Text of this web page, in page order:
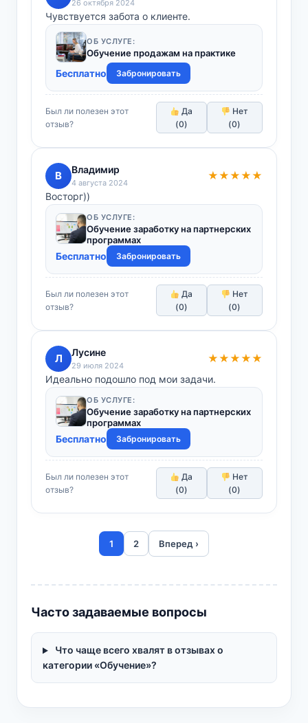
26 октября 2024
Чувствуется забота о клиенте.
ОБ УСЛУГЕ:
Обучение продажам на практике
Бесплатно Забронировать
Был ли полезен этот
отзыв?
Да
(0)
Нет
(0)
В Владимир
4 августа 2024
★★★★★
Восторг))
ОБ УСЛУГЕ:
Обучение заработку на партнерских
программах
Бесплатно Забронировать
Был ли полезен этот
отзыв?
Да
(0)
Нет
(0)
Л Лусине
29 июля 2024
★★★★★
Идеально подошло под мои задачи.
ОБ УСЛУГЕ:
Обучение заработку на партнерских
программах
Бесплатно Забронировать
Был ли полезен этот
отзыв?
Да
(0)
Нет
(0)
1 2 Вперед ›
Часто задаваемые вопросы
Что чаще всего хвалят в отзывах о
категории «Обучение»?